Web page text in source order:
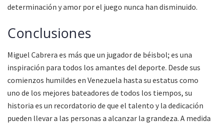
determinación y amor por el juego nunca han disminuido.
Conclusiones
Miguel Cabrera es más que un jugador de béisbol; es una
inspiración para todos los amantes del deporte. Desde sus
comienzos humildes en Venezuela hasta su estatus como
uno de los mejores bateadores de todos los tiempos, su
historia es un recordatorio de que el talento y la dedicación
pueden llevar a las personas a alcanzar la grandeza. A medida